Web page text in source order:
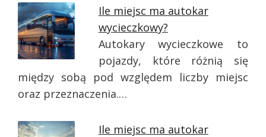
Ile miejsc ma autokar
wycieczkowy?
Autokary wycieczkowe to
pojazdy, które różnią się
między sobą pod względem liczby miejsc
oraz przeznaczenia.…
Ile miejsc ma autokar